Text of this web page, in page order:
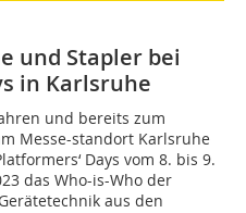
und Stapler bei
in Karlsruhe
und bereits zum
Messe-standort Karlsruhe
Days vom 8. bis 9.
das Who-is-Who der
aus den